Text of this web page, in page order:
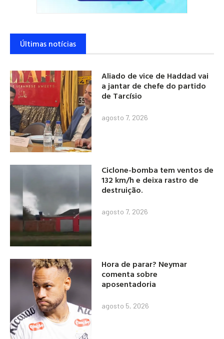
Últimas notícias
Aliado de vice de Haddad vai
a jantar de chefe do partido
de Tarcísio
agosto 7, 2026
Ciclone-bomba tem ventos de
132 km/h e deixa rastro de
destruição.
agosto 7, 2026
Hora de parar? Neymar
comenta sobre
aposentadoria
agosto 5, 2026